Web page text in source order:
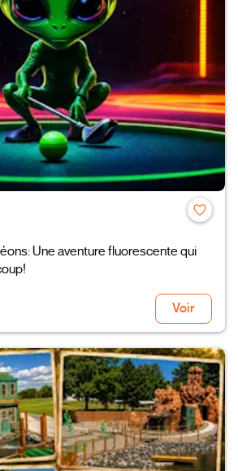
Une aventure fluorescente qui
Voir